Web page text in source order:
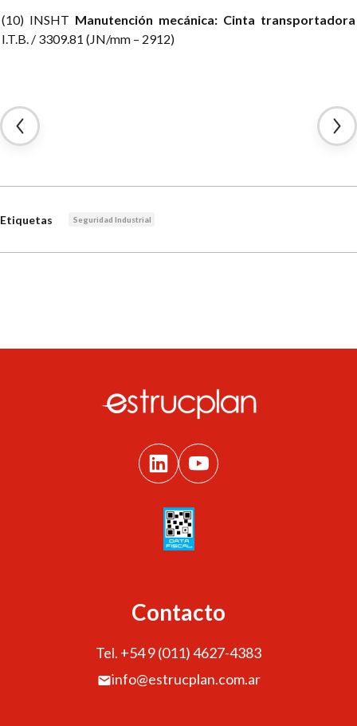
(10) INSHT Manutención mecánica: Cinta transportadora
I.T.B. / 3309.81 (JN/mm – 2912)
Etiquetas Seguridad Industrial
Contacto
Tel. +54 9 (011) 4627-4383
info@estrucplan.com.ar